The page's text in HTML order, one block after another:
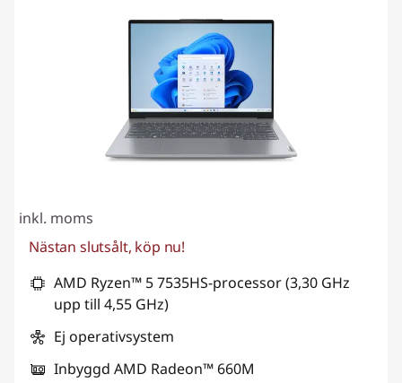
inkl. moms
Nästan slutsålt, köp nu!
AMD Ryzen™ 5 7535HS-processor (3,30 GHz
upp till 4,55 GHz)
Ej operativsystem
Inbyggd AMD Radeon™ 660M